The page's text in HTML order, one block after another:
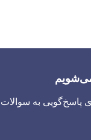
پاسخ‌گویی به سوالات